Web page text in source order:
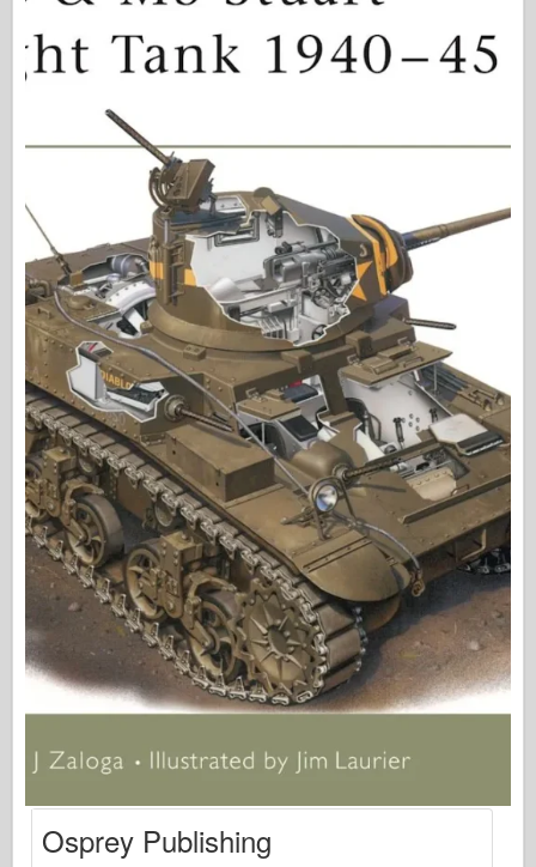
Osprey izdavaštvo
Signal eskadrile
Trucks & Tanks
Waffen-Arsenal
Wydawnictwo Militaria
Maquettes
Akademiji
Modeli keca
AFV Klub
Vazdušni fiks
Vazduhoplovstvo
AZ Model
Crni pas
Bronko
Sajber-hobi
Dnepromodel
Zmaja
Eduard
Fini kalupi
Sile hrabrosti
FriulModel
Osprey Publishing